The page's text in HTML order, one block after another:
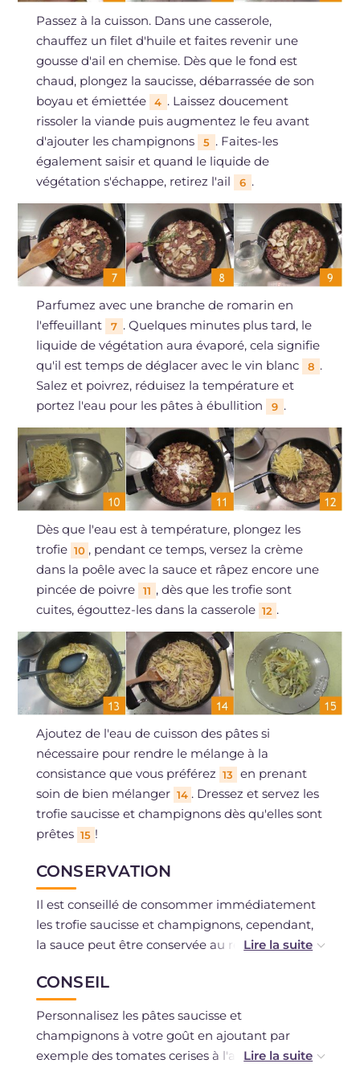
Passez à la cuisson. Dans une casserole,
chauffez un filet d'huile et faites revenir une
gousse d'ail en chemise. Dès que le fond est
chaud, plongez la saucisse, débarrassée de son
boyau et émiettée
4 . Laissez doucement
rissoler la viande puis augmentez le feu avant
d'ajouter les champignons
5 . Faites-les
également saisir et quand le liquide de
végétation s'échappe, retirez l'ail
6 .
Parfumez avec une branche de romarin en
l'effeuillant
7 . Quelques minutes plus tard, le
liquide de végétation aura évaporé, cela signifie
qu'il est temps de déglacer avec le vin blanc
8 .
Salez et poivrez, réduisez la température et
portez l'eau pour les pâtes à ébullition
9 .
Dès que l'eau est à température, plongez les
trofie 10 , pendant ce temps, versez la crème
dans la poêle avec la sauce et râpez encore une
pincée de poivre
11 , dès que les trofie sont
cuites, égouttez-les dans la casserole 12 .
Ajoutez de l'eau de cuisson des pâtes si
nécessaire pour rendre le mélange à la
consistance que vous préférez 13
en prenant
soin de bien mélanger 14 . Dressez et servez les
trofie saucisse et champignons dès qu'elles sont
prêtes 15 !
CONSERVATION
Il est conseillé de consommer immédiatement
les trofie saucisse et champignons, cependant,
la sauce peut être conservée au réfrigérateur
CONSEIL
Personnalisez les pâtes saucisse et
champignons à votre goût en ajoutant par
exemple des tomates cerises à l'ail à la poêle ou